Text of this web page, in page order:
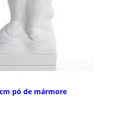
pó de mármore